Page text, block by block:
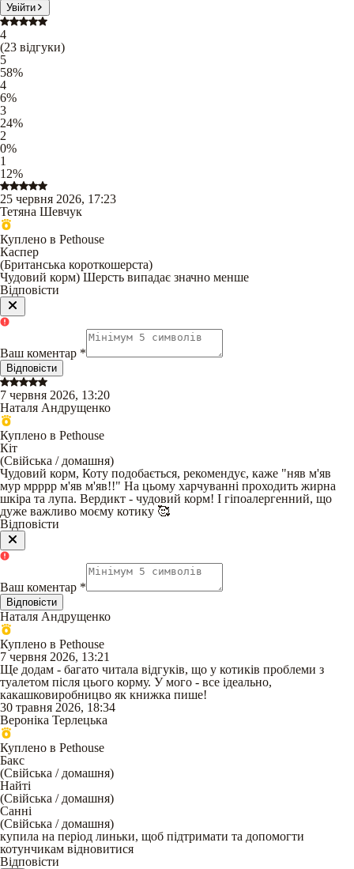
Увійти
4
(23 відгуки)
5
58%
4
6%
3
24%
2
0%
1
12%
25 червня 2026, 17:23
Тетяна Шевчук
Куплено в Pethouse
Каспер
(Британська короткошерста)
Чудовий корм) Шерсть випадає значно менше
Відповісти
Ваш коментар *
Відповісти
7 червня 2026, 13:20
Наталя Андрущенко
Куплено в Pethouse
Кіт
(Свійська / домашня)
Чудовий корм, Коту подобається, рекомендує, каже "няв м'яв
мур мрррр м'яв м'яв!!" На цьому харчуванні проходить жирна
шкіра та лупа. Вердикт - чудовий корм! І гіпоалергенний, що
дуже важливо моєму котику 🥰
Відповісти
Ваш коментар *
Відповісти
Наталя Андрущенко
Куплено в Pethouse
7 червня 2026, 13:21
Ще додам - багато читала відгуків, що у котиків проблеми з
туалетом після цього корму. У мого - все ідеально,
какашковиробницво як книжка пише!
30 травня 2026, 18:34
Вероніка Терлецька
Куплено в Pethouse
Бакс
(Свійська / домашня)
Найті
(Свійська / домашня)
Санні
(Свійська / домашня)
купила на період линьки, щоб підтримати та допомогти
котунчикам відновитися
Відповісти